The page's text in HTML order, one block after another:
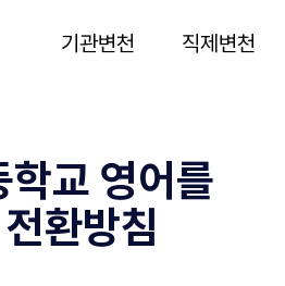
기관변천 직제변천
교 영어를
환방침